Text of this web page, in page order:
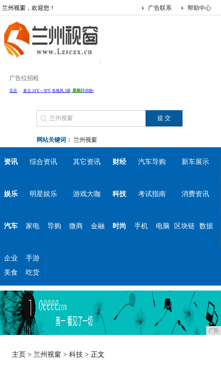
兰州视窗，欢迎您！ 帮助中心
广告联系
广告位招租
网站关键词： 兰州视窗
资讯 综合资讯 其它资讯 财经 汽车导购 新车展示
娱乐 明星娱乐 游戏大咖 科技 考试指南 消费资讯
汽车 家电 导购 微商 金融 时尚 手机 电脑 区块链 数据
企业
手游
美食
吃货
广告
主页 > 兰州视窗 >科技 > 正文